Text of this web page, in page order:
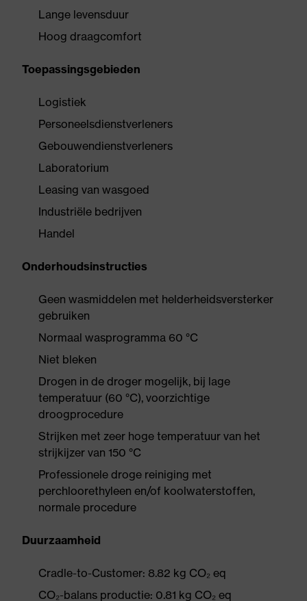
Lange levensduur
Hoog draagcomfort
Toepassingsgebieden
Logistiek
Personeelsdienstverleners
Gebouwendienstverleners
Laboratorium
Leasing van wasgoed
Industriële bedrijven
Handel
Onderhoudsinstructies
Geen wasmiddelen met helderheidsversterker
gebruiken
Normaal wasprogramma 60 °C
Niet bleken
Drogen in de droger mogelijk, bij lage
temperatuur (60 °C), voorzichtige
droogprocedure
Strijken met zeer hoge temperatuur van het
strijkijzer van 150 °C
Professionele droge reiniging met
perchloorethyleen en/of koolwaterstoffen,
normale procedure
Duurzaamheid
Cradle-to-Customer: 8.82 kg CO₂ eq
CO₂-balans productie: 0.81 kg CO₂ eq